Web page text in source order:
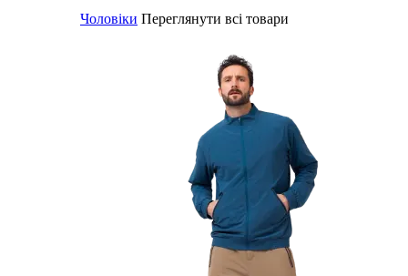
Чоловіки Переглянути всі товари